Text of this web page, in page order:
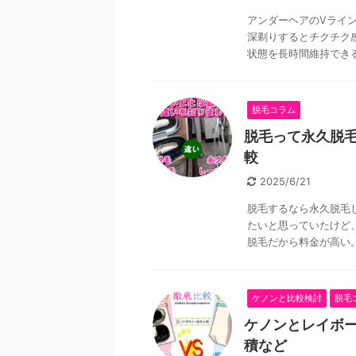
アンダーヘアのVライ
深剃りするとチクチク
状態を長時間維持でき
脱毛コラム
脱毛って永久脱
較
2025/6/21
脱毛するなら永久脱毛
たいと思っていたけど
脱毛だから料金が高い
ケノンと比較検討 脱毛
ケノンとレイボ
積など